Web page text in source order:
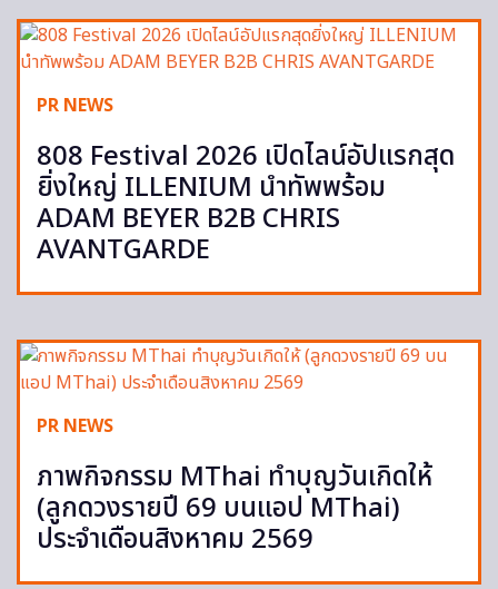
PR NEWS
808 Festival 2026 เปิดไลน์อัปแรกสุด
ยิ่งใหญ่ ILLENIUM นำทัพพร้อม
ADAM BEYER B2B CHRIS
AVANTGARDE
PR NEWS
ภาพกิจกรรม MThai ทำบุญวันเกิดให้
(ลูกดวงรายปี 69 บนแอป MThai)
ประจำเดือนสิงหาคม 2569